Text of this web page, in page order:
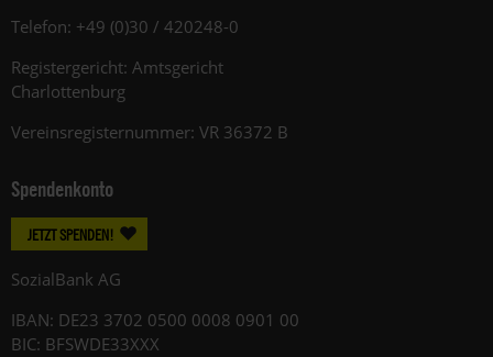
Telefon: +49 (0)30 / 420248-0
Registergericht: Amtsgericht
Charlottenburg
Vereinsregisternummer: VR 36372 B
Spendenkonto
JETZT SPENDEN!
SozialBank AG
IBAN: DE23 3702 0500 0008 0901 00
BIC: BFSWDE33XXX